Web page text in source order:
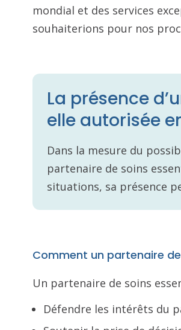
mondial et des services
souhaiterions pour nos
La présence
elle autorisée
Dans la mesure du
partenaire de soins
situations, sa présence
Comment un partenaire
Un partenaire de soins
Défendre les intérêts du